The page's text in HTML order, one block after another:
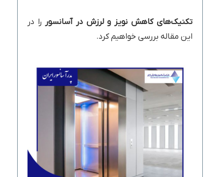
تکنیک‌های کاهش نویز و لرزش در آسانسور را در
این مقاله بررسی خواهیم کرد.